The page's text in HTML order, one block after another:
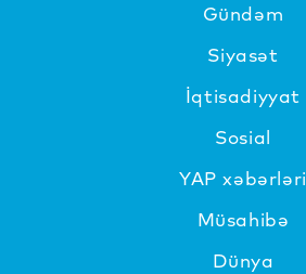
Gündəm
Siyasət
İqtisadiyyat
Sosial
YAP xəbərləri
Müsahibə
Dünya